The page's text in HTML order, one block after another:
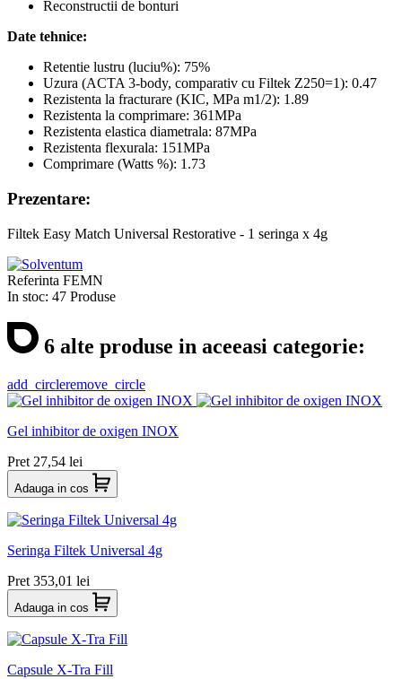
Reconstructii de bonturi
Date tehnice:
Retentie lustru (luciu%): 75%
Uzura (ACTA 3-body, comparativ cu Filtek Z250=1): 0.47
Rezistenta la fracturare (KIC, MPa m1/2): 1.89
Rezistenta la comprimare: 361MPa
Rezistenta elastica diametrala: 87MPa
Rezistenta flexurala: 151MPa
Comprimare (Watts %): 1.73
Prezentare:
Filtek Easy Match Universal Restorative - 1 seringa x 4g
Referinta FEMN
In stoc: 47 Produse
6 alte produse in aceeasi categorie:
add_circleremove_circle
Gel inhibitor de oxigen INOX
Pret 27,54 lei
Adauga in cos
Seringa Filtek Universal 4g
Pret 353,01 lei
Adauga in cos
Capsule X-Tra Fill